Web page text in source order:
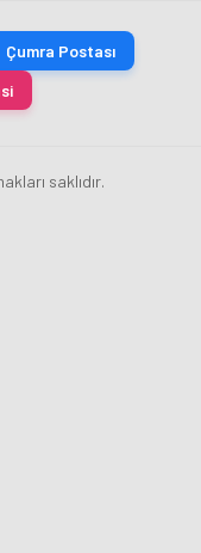
Başarısı
Çumra Postası
saklıdır.